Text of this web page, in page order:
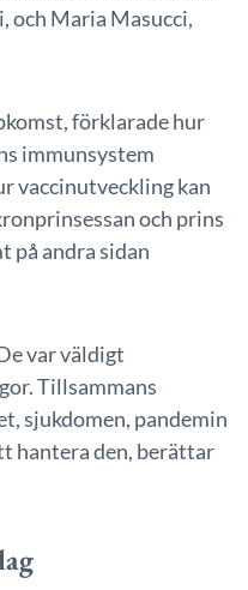
och Maria Masucci,
förklarade hur
immunsystem
vaccinutveckling kan
och prins
på andra sidan
var väldigt
Tillsammans
sjukdomen, pandemin
hantera den, berättar